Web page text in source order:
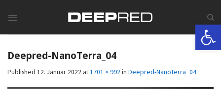
Deepred-NanoTerra_04
Published 12. Januar 2022 at1701 × 992in Deepred-NanoTerra_04